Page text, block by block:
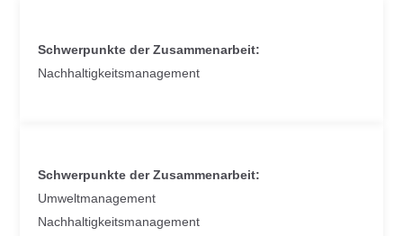
Schwerpunkte der Zusammenarbeit:
Nachhaltigkeits­management
Schwerpunkte der Zusammenarbeit:
Umweltmanagement
Nachhaltigkeits­management